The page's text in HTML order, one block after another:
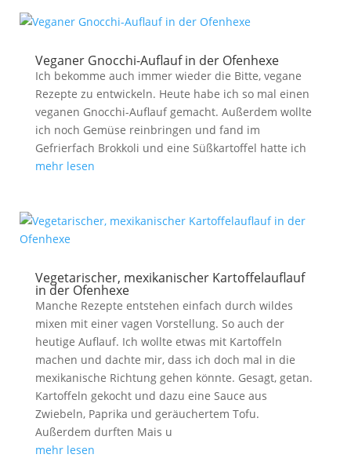
Veganer Gnocchi-Auflauf in der Ofenhexe
Ich bekomme auch immer wieder die Bitte, vegane
Rezepte zu entwickeln. Heute habe ich so mal einen
veganen Gnocchi-Auflauf gemacht. Außerdem wollte
ich noch Gemüse reinbringen und fand im
Gefrierfach Brokkoli und eine Süßkartoffel hatte ich
mehr lesen
Vegetarischer, mexikanischer Kartoffelauflauf
in der Ofenhexe
Manche Rezepte entstehen einfach durch wildes
mixen mit einer vagen Vorstellung. So auch der
heutige Auflauf. Ich wollte etwas mit Kartoffeln
machen und dachte mir, dass ich doch mal in die
mexikanische Richtung gehen könnte. Gesagt, getan.
Kartoffeln gekocht und dazu eine Sauce aus
Zwiebeln, Paprika und geräuchertem Tofu.
Außerdem durften Mais u
mehr lesen